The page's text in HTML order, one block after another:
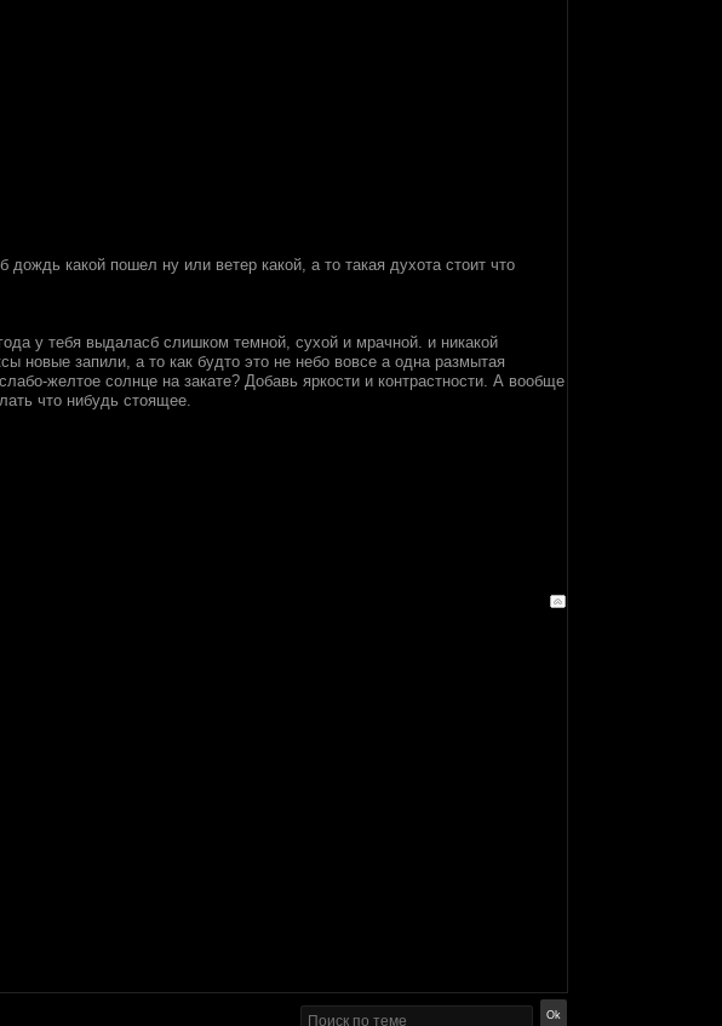
какой пошел ну или ветер какой, а то такая духота стоит что
у тебя выдаласб слишком темной, сухой и мрачной. и никакой
новые запили, а то как будто это не небо вовсе а одна размытая
желтое солнце на закате? Добавь яркости и контрастности. А вообще
что нибудь стоящее.